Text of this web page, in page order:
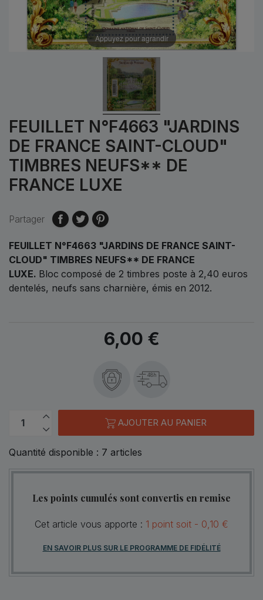
Appuyez pour agrandir
FEUILLET N°F4663 "JARDINS
DE FRANCE SAINT-CLOUD"
TIMBRES NEUFS** DE
FRANCE LUXE
Partager
FEUILLET N°F4663 "JARDINS DE FRANCE SAINT-
CLOUD" TIMBRES NEUFS** DE FRANCE
LUXE. Bloc composé de 2 timbres poste à 2,40 euros
dentelés, neufs sans charnière, émis en 2012.
6,00 €
48h
AJOUTER AU PANIER
Quantité disponible : 7 articles
Les points cumulés sont convertis en remise
Cet article vous apporte : 1 point soit - 0,10 €
EN SAVOIR PLUS SUR LE PROGRAMME DE FIDÉLITÉ